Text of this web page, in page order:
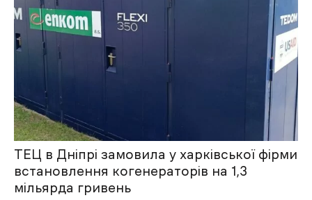
ТЕЦ в Дніпрі замовила у харківської фірми
встановлення когенераторів на 1,3
мільярда гривень